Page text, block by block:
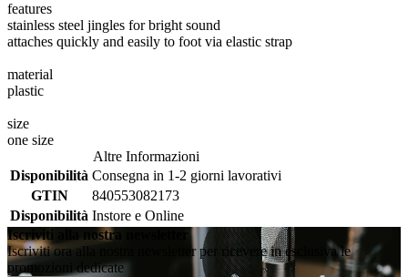
features
stainless steel jingles for bright sound
attaches quickly and easily to foot via elastic strap
material
plastic
size
one size
Altre Informazioni
Disponibilità Consegna in 1-2 giorni lavorativi
GTIN
840553082173
Disponibilità Instore e Online
Iscriviti alla nostra newsletter
Iscriviti ora alla nostra newsletter per ricevere in esclusiva le
promozioni dedicate